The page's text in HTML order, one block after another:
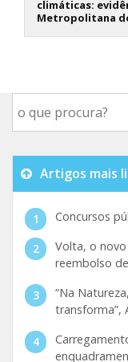
climáticas:
Metropolitana
Artigos mais
Concursos
Volta, o
reembolso
“Na
transforma”,